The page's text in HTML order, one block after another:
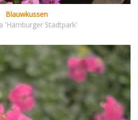
Blauwkussen
'Hamburger Stadtpark'